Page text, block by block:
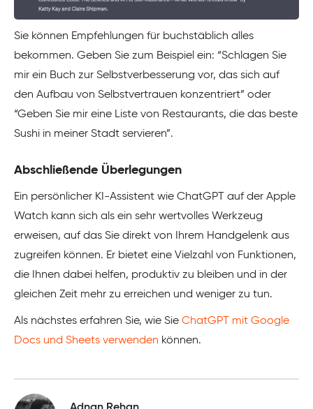
Sie können Empfehlungen für buchstäblich alles
bekommen. Geben Sie zum Beispiel ein: “Schlagen Sie
mir ein Buch zur Selbstverbesserung vor, das sich auf
den Aufbau von Selbstvertrauen konzentriert” oder
“Geben Sie mir eine Liste von Restaurants, die das beste
Sushi in meiner Stadt servieren”.
Abschließende Überlegungen
Ein persönlicher KI-Assistent wie ChatGPT auf der Apple
Watch kann sich als ein sehr wertvolles Werkzeug
erweisen, auf das Sie direkt von Ihrem Handgelenk aus
zugreifen können. Er bietet eine Vielzahl von Funktionen,
die Ihnen dabei helfen, produktiv zu bleiben und in der
gleichen Zeit mehr zu erreichen und weniger zu tun.
Als nächstes erfahren Sie, wie Sie ChatGPT mit Google
Docs und Sheets verwenden können.